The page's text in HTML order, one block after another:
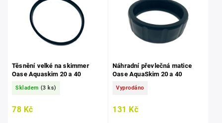
Těsnění velké na skimmer
Oase Aquaskim 20 a 40
Skladem (3 ks)
78 Kč
Náhradní převlečná matice
Oase AquaSkim 20 a 40
Vyprodáno
131 Kč